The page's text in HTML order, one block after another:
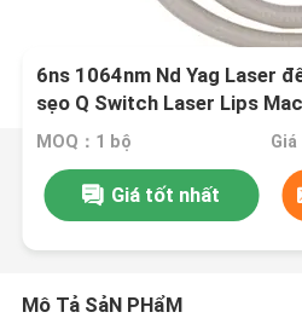
6ns 1064nm Nd Yag Laser
sẹo Q Switch Laser Lips
MOQ：1 bộ
Giá tốt nhất
Mô Tả SảN PHẩM